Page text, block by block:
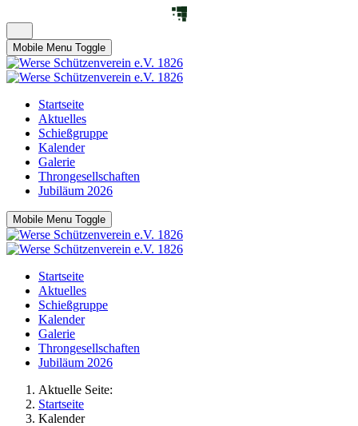
Mobile Menu Toggle
Startseite
Aktuelles
Schießgruppe
Kalender
Galerie
Throngesellschaften
Jubiläum 2026
Mobile Menu Toggle
Startseite
Aktuelles
Schießgruppe
Kalender
Galerie
Throngesellschaften
Jubiläum 2026
Aktuelle Seite:
Startseite
Kalender